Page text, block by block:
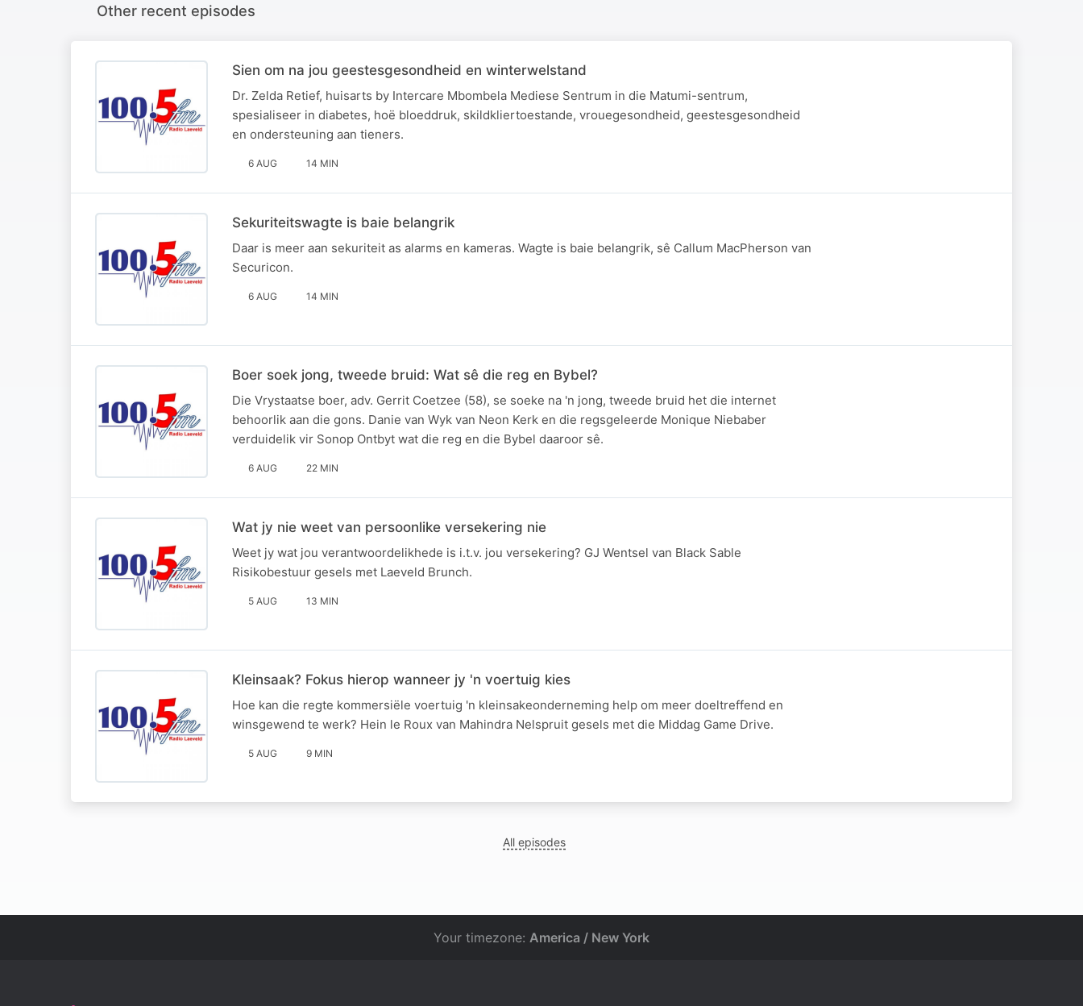
Other recent episodes
Sien om na jou geestesgesondheid en winterwelstand
Dr. Zelda Retief, huisarts by Intercare Mbombela Mediese Sentrum in die Matumi-sentrum,
spesialiseer in diabetes, hoë bloeddruk, skildkliertoestande, vrouegesondheid, geestesgesondheid
en ondersteuning aan tieners.
6 AUG 14 MIN
Sekuriteitswagte is baie belangrik
Daar is meer aan sekuriteit as alarms en kameras. Wagte is baie belangrik, sê Callum MacPherson van
Securicon.
6 AUG 14 MIN
Boer soek jong, tweede bruid: Wat sê die reg en Bybel?
Die Vrystaatse boer, adv. Gerrit Coetzee (58), se soeke na 'n jong, tweede bruid het die internet
behoorlik aan die gons. Danie van Wyk van Neon Kerk en die regsgeleerde Monique Niebaber
verduidelik vir Sonop Ontbyt wat die reg en die Bybel daaroor sê.
6 AUG 22 MIN
Wat jy nie weet van persoonlike versekering nie
Weet jy wat jou verantwoordelikhede is i.t.v. jou versekering? GJ Wentsel van Black Sable
Risikobestuur gesels met Laeveld Brunch.
5 AUG 13 MIN
Kleinsaak? Fokus hierop wanneer jy 'n voertuig kies
Hoe kan die regte kommersiële voertuig 'n kleinsakeonderneming help om meer doeltreffend en
winsgewend te werk? Hein le Roux van Mahindra Nelspruit gesels met die Middag Game Drive.
5 AUG 9 MIN
All episodes
Your timezone: America / New York